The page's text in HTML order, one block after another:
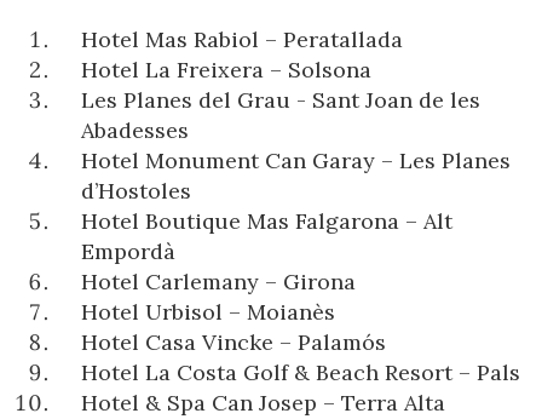
Hotel Mas Rabiol – Peratallada
Hotel La Freixera – Solsona
Les Planes del Grau - Sant Joan de les
Abadesses
Hotel Monument Can Garay – Les Planes
d’Hostoles
Hotel Boutique Mas Falgarona – Alt
Empordà
Hotel Carlemany – Girona
Hotel Urbisol – Moianès
Hotel Casa Vincke – Palamós
Hotel La Costa Golf & Beach Resort – Pals
Hotel & Spa Can Josep – Terra Alta